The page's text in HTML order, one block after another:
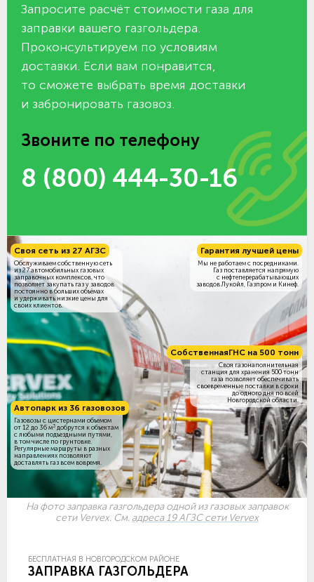
Запросите расчёт стоимости газа для
заправки вашего газгольдера.
Проконсультируем по условиям
доставки. Если вам понравится,
то сможете выбрать время доставки
и забронировать газовоз.
Звоните по телефону
8 (800) 444-30-16
СобственнаяГНС на 500 тонн
Своя газонаполнительная
станция для хранения 500 тонн
газа позволяет обеспечивать
своевременные поставки в сроки
до одного дня по всей
Новгородской области.
Своя сеть из 27 АГЗС
Обслуживаем собственную сеть
из 27 автомобильных газовых
заправочных комплексов, что
позволяет закупать газ у заводов
постоянно в больших объёмах
и удерживать низкие цены для
своих клиентов.
Гарантия лучшей цены
Мы не работаем с посредниками.
Газ поставляется напрямую
с нефтеперерабатывающих
заводов Лукойл, Газпром и Кинеф.
Автопарк из 36 газовозов
Газовозы с цистернами объемом
от 12 до 36 м3 добрутся к объектам
c любыми подъездными путями,
в том числе по грунтовке.
Регулярные маршруты в разных
направлениях позволяют
доставлять газ всем вовремя.
На фото заправка газгольдера одной из газовых заправок
сети Vervex. См. адреса 19 АГЗС сети Vervex
БЕСПЛАТНАЯ В НОВГОРОДСКОМ РАЙОНЕ
ЗАПРАВКА ГАЗГОЛЬДЕРА